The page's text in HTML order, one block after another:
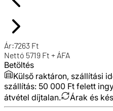
Ár:7263 Ft
Nettó 5719 Ft + ÁFA
Betöltés
Külső raktáron, szállítási
szállítás: 50 000 Ft felett
átvétel díjtalan.
Árak és